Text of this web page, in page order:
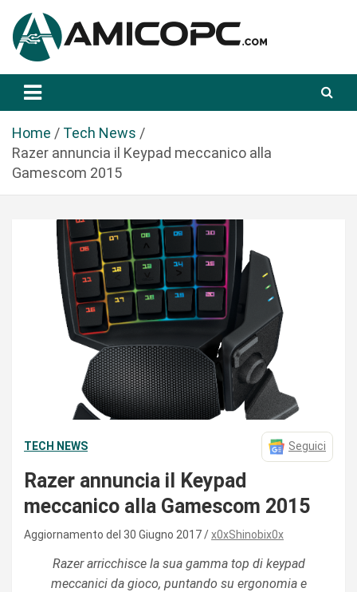
a
Amicopc.com
Home
Tech News
Razer annuncia il Keypad meccanico alla
Gamescom 2015
TECH NEWS Seguici
Razer annuncia il Keypad
meccanico alla Gamescom 2015
Aggiornamento del 30 Giugno 2017 x0xShinobix0x
Razer arricchisce la sua gamma top di keypad
meccanici da gioco, puntando su ergonomia e